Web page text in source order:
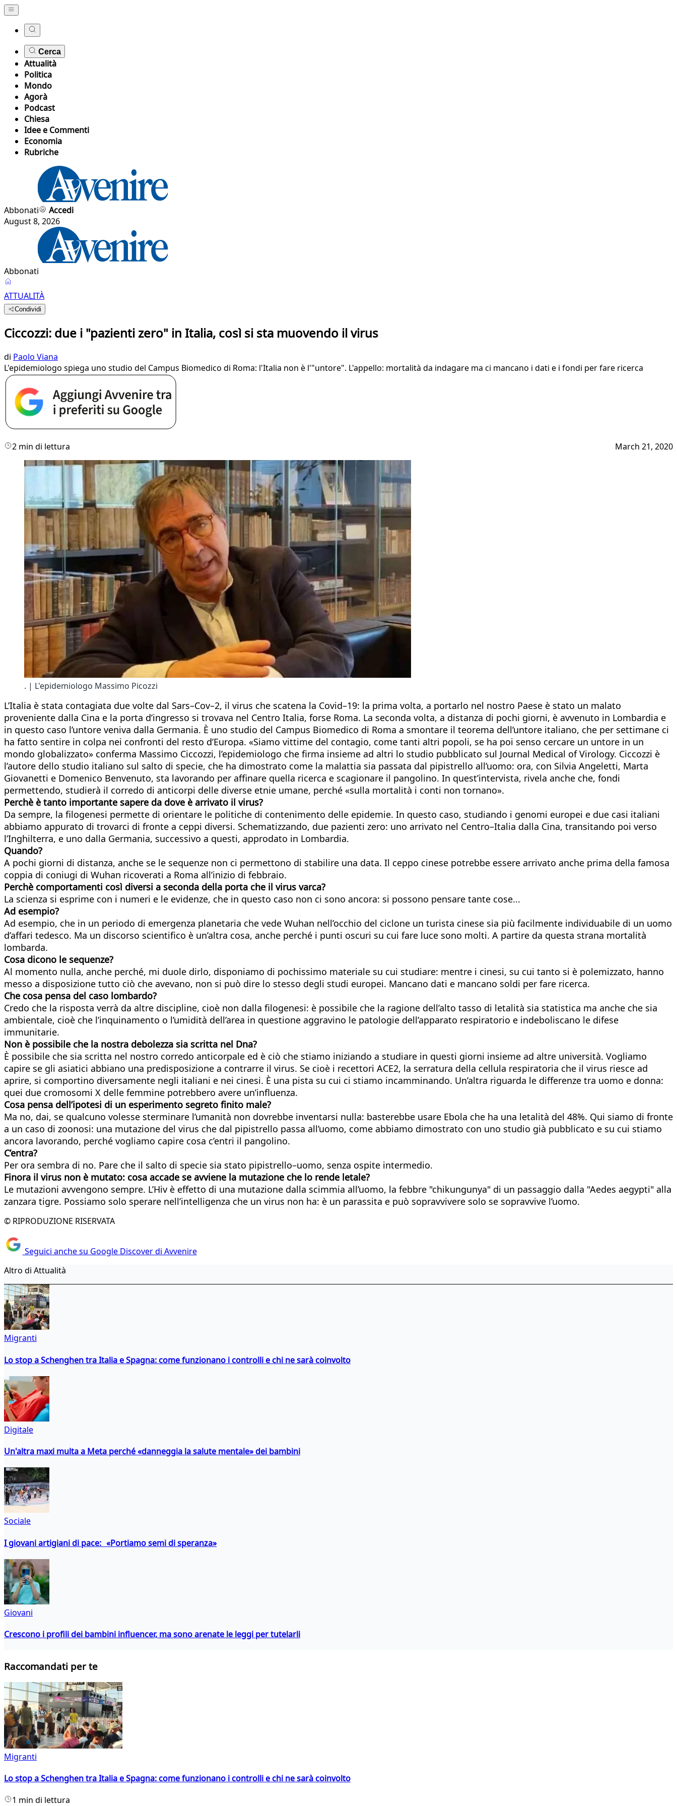
Cerca
Attualità
Politica
Mondo
Agorà
Podcast
Chiesa
Idee e Commenti
Economia
Rubriche
Abbonati
Accedi
August 8, 2026
Abbonati
ATTUALITÀ
Condividi
Ciccozzi: due i "pazienti zero" in Italia, così si sta muovendo il virus
di Paolo Viana
L'epidemiologo spiega uno studio del Campus Biomedico di Roma: l'Italia non è l'"untore". L'appello: mortalità da indagare ma ci mancano i dati e i fondi per fare ricerca
2 min di lettura March 21, 2020
. | L'epidemiologo Massimo Picozzi
L’Italia è stata contagiata due volte dal Sars–Cov–2, il virus che scatena la Covid–19: la prima volta, a portarlo nel nostro Paese è stato un malato
proveniente dalla Cina e la porta d’ingresso si trovava nel Centro Italia, forse Roma. La seconda volta, a distanza di pochi giorni, è avvenuto in Lombardia e
in questo caso l’untore veniva dalla Germania. È uno studio del Campus Biomedico di Roma a smontare il teorema dell’untore italiano, che per settimane ci
ha fatto sentire in colpa nei confronti del resto d’Europa. «Siamo vittime del contagio, come tanti altri popoli, se ha poi senso cercare un untore in un
mondo globalizzato» conferma Massimo Ciccozzi, l’epidemiologo che firma insieme ad altri lo studio pubblicato sul Journal Medical of Virology. Ciccozzi è
l’autore dello studio italiano sul salto di specie, che ha dimostrato come la malattia sia passata dal pipistrello all’uomo: ora, con Silvia Angeletti, Marta
Giovanetti e Domenico Benvenuto, sta lavorando per affinare quella ricerca e scagionare il pangolino. In quest’intervista, rivela anche che, fondi
permettendo, studierà il corredo di anticorpi delle diverse etnie umane, perché «sulla mortalità i conti non tornano».
Perchè è tanto importante sapere da dove è arrivato il virus?
Da sempre, la filogenesi permette di orientare le politiche di contenimento delle epidemie. In questo caso, studiando i genomi europei e due casi italiani
abbiamo appurato di trovarci di fronte a ceppi diversi. Schematizzando, due pazienti zero: uno arrivato nel Centro–Italia dalla Cina, transitando poi verso
l’Inghilterra, e uno dalla Germania, successivo a questi, approdato in Lombardia.
Quando?
A pochi giorni di distanza, anche se le sequenze non ci permettono di stabilire una data. Il ceppo cinese potrebbe essere arrivato anche prima della famosa
coppia di coniugi di Wuhan ricoverati a Roma all’inizio di febbraio.
Perchè comportamenti così diversi a seconda della porta che il virus varca?
La scienza si esprime con i numeri e le evidenze, che in questo caso non ci sono ancora: si possono pensare tante cose...
Ad esempio?
Ad esempio, che in un periodo di emergenza planetaria che vede Wuhan nell’occhio del ciclone un turista cinese sia più facilmente individuabile di un uomo
d’affari tedesco. Ma un discorso scientifico è un’altra cosa, anche perché i punti oscuri su cui fare luce sono molti. A partire da questa strana mortalità
lombarda.
Cosa dicono le sequenze?
Al momento nulla, anche perché, mi duole dirlo, disponiamo di pochissimo materiale su cui studiare: mentre i cinesi, su cui tanto si è polemizzato, hanno
messo a disposizione tutto ciò che avevano, non si può dire lo stesso degli studi europei. Mancano dati e mancano soldi per fare ricerca.
Che cosa pensa del caso lombardo?
Credo che la risposta verrà da altre discipline, cioè non dalla filogenesi: è possibile che la ragione dell’alto tasso di letalità sia statistica ma anche che sia
ambientale, cioè che l’inquinamento o l’umidità dell’area in questione aggravino le patologie dell’apparato respiratorio e indeboliscano le difese
immunitarie.
Non è possibile che la nostra debolezza sia scritta nel Dna?
È possibile che sia scritta nel nostro corredo anticorpale ed è ciò che stiamo iniziando a studiare in questi giorni insieme ad altre università. Vogliamo
capire se gli asiatici abbiano una predisposizione a contrarre il virus. Se cioè i recettori ACE2, la serratura della cellula respiratoria che il virus riesce ad
aprire, si comportino diversamente negli italiani e nei cinesi. È una pista su cui ci stiamo incamminando. Un’altra riguarda le differenze tra uomo e donna:
quei due cromosomi X delle femmine potrebbero avere un’influenza.
Cosa pensa dell’ipotesi di un esperimento segreto finito male?
Ma no, dai, se qualcuno volesse sterminare l’umanità non dovrebbe inventarsi nulla: basterebbe usare Ebola che ha una letalità del 48%. Qui siamo di fronte
a un caso di zoonosi: una mutazione del virus che dal pipistrello passa all’uomo, come abbiamo dimostrato con uno studio già pubblicato e su cui stiamo
ancora lavorando, perché vogliamo capire cosa c’entri il pangolino.
C’entra?
Per ora sembra di no. Pare che il salto di specie sia stato pipistrello–uomo, senza ospite intermedio.
Finora il virus non è mutato: cosa accade se avviene la mutazione che lo rende letale?
Le mutazioni avvengono sempre. L’Hiv è effetto di una mutazione dalla scimmia all’uomo, la febbre "chikungunya" di un passaggio dalla "Aedes aegypti" alla
zanzara tigre. Possiamo solo sperare nell’intelligenza che un virus non ha: è un parassita e può sopravvivere solo se sopravvive l’uomo.
© RIPRODUZIONE RISERVATA
Seguici anche su Google Discover di Avvenire
Altro di Attualità
Migranti
Lo stop a Schenghen tra Italia e Spagna: come funzionano i controlli e chi ne sarà coinvolto
Digitale
Un'altra maxi multa a Meta perché «danneggia la salute mentale» dei bambini
Sociale
I giovani artigiani di pace: «Portiamo semi di speranza»
Giovani
Crescono i profili dei bambini influencer, ma sono arenate le leggi per tutelarli
Raccomandati per te
Migranti
Lo stop a Schenghen tra Italia e Spagna: come funzionano i controlli e chi ne sarà coinvolto
1 min di lettura